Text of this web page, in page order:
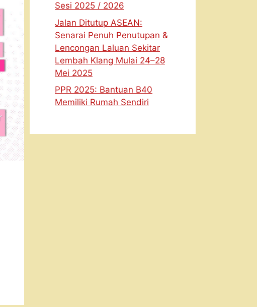
Sesi 2025 / 2026
Jalan Ditutup ASEAN:
Senarai Penuh Penutupan &
Lencongan Laluan Sekitar
Lembah Klang Mulai 24–28
Mei 2025
PPR 2025: Bantuan B40
Memiliki Rumah Sendiri